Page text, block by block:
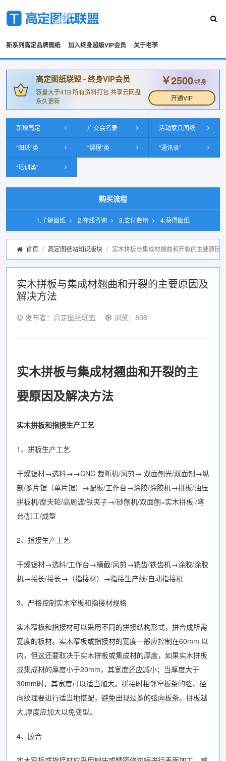
新系列高定品牌图纸 加入终身超级VIP会员 关于老李
高定图纸联盟 - 终身VIP会员
容量大于4TB 所有资料打包 共享云网盘
永久更新
￥2500/终身
开通VIP
新增高定 广交会名录 活动家具图纸
“图纸”类 “课程”类 “通讯录”
“培训类”
购买流程
1.了解图纸 2.在线咨询 3.支付费用 4.获得图纸
首页 高定图纸站知识版块 实木拼板与集成材翘曲和开裂的主要原因
实木拼板与集成材翘曲和开裂的主要原因及
解决方法
发布者：高定图纸联盟 浏览：898
实木拼板与集成材翘曲和开裂的主
要原因及解决方法
实木拼板和指接生产工艺
1、拼板生产工艺
干燥锯材→选料→→CNC 裁断机/风剪→ 双面刨光/双面刨→纵
剖/多片锯（单片锯）→配板/工作台→涂胶/涂胶机→拼板/油压
拼板机/摩天轮/高周波/铁夹子→/砂刨机/双面刨=实木拼板 /弯
台/加工/成型
2、指接生产工艺
干燥锯材→选料/工作台→横截/风剪→铣齿/铁齿机→涂胶/涂胶
机→接长/接长→（指接材）→指接生产线/自动指接机
3、严格控制实木窄板和指接材规格
实木窄板和指接材可以采用不同的拼接结构形式，拼合成所需
宽度的板材。实木窄板或指接材的宽度一般应控制在60mm 以
内，但这还要取决于实木拼板或集成材的厚度，如果实木拼板
或集成材的厚度小于20mm，其宽度还应减小；当厚度大于
30mm时，其宽度可以适当加大。拼接时相邻窄板条的弦、径
向纹理要进行适当地搭配，避免出现过多的弦向板条。拼板越
大,厚度应加大以免变型。
4、胶合